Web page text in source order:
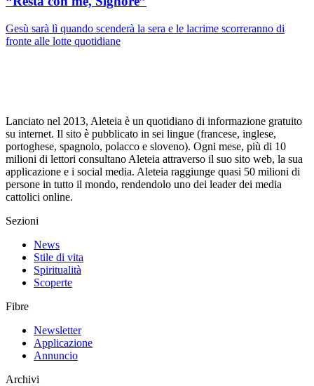
Gesù sarà lì quando scenderà la sera e le lacrime scorreranno di
fronte alle lotte quotidiane
Lanciato nel 2013, Aleteia è un quotidiano di informazione gratuito
su internet. Il sito è pubblicato in sei lingue (francese, inglese,
portoghese, spagnolo, polacco e sloveno). Ogni mese, più di 10
milioni di lettori consultano Aleteia attraverso il suo sito web, la sua
applicazione e i social media. Aleteia raggiunge quasi 50 milioni di
persone in tutto il mondo, rendendolo uno dei leader dei media
cattolici online.
Sezioni
News
Stile di vita
Spiritualità
Scoperte
Fibre
Newsletter
Applicazione
Annuncio
Archivi